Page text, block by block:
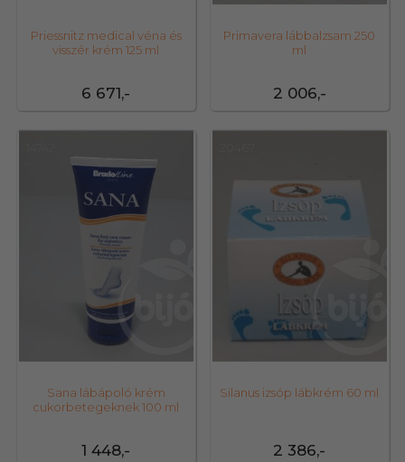
6 671,-
Priessnitz medical véna és
visszér krém 125 ml
2 006,-
Primavera lábbalzsam 250
ml
1 448,-
Sana lábápoló krém
cukorbetegeknek 100 ml
2 386,-
Silanus izsóp lábkrém 60 ml